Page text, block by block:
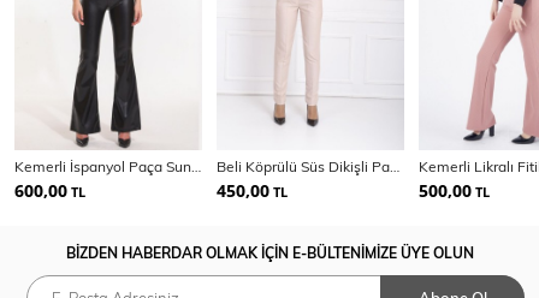
600,00 TL 450,00 TL 500,00 TL
BİZDEN HABERDAR OLMAK İÇİN E-BÜLTENİMİZE ÜYE OLUN